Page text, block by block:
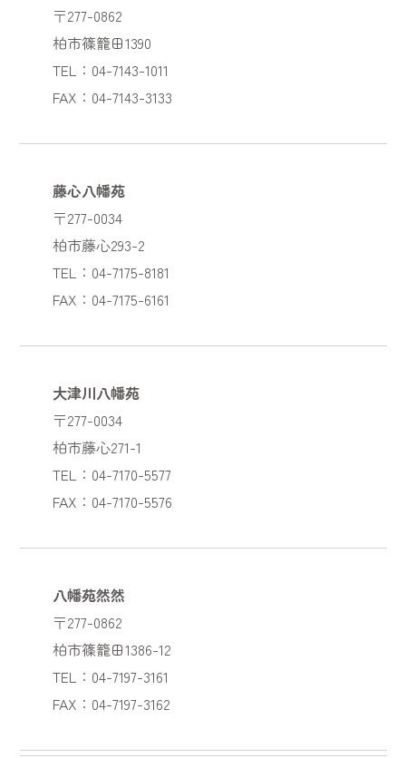
〒277-0862
柏市篠籠田1390
TEL：04-7143-1011
FAX：04-7143-3133
藤心八幡苑
〒277-0034
柏市藤心293-2
TEL：04-7175-8181
FAX：04-7175-6161
大津川八幡苑
〒277-0034
柏市藤心271-1
TEL：04-7170-5577
FAX：04-7170-5576
八幡苑然然
〒277-0862
柏市篠籠田1386-12
TEL：04-7197-3161
FAX：04-7197-3162